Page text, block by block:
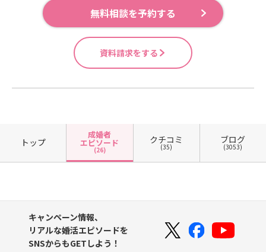
無料相談を予約する
資料請求をする
トップ
成婚者
エピソード
(26)
クチコミ
(35)
ブログ
(3053)
キャンペーン情報、
リアルな婚活エピソードを
SNSからもGETしよう！